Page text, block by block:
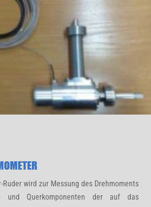
Ruder wird zur Messung des Drehmoments
und Querkomponenten der auf das